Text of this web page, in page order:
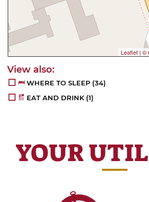
Leaflet | ©
WHERE TO SLEEP (34)
EAT AND DRINK (1)
YOUR